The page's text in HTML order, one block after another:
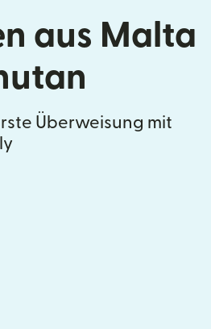
aus Malta
Überweisung mit